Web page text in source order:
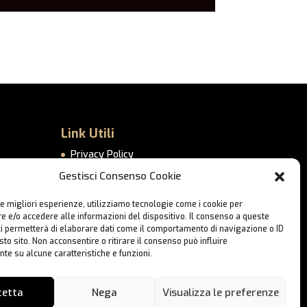
Gestisci Consenso Cookie
migliori esperienze, utilizziamo tecnologie come i cookie per
e/o accedere alle informazioni del dispositivo. Il consenso a queste
permetterà di elaborare dati come il comportamento di navigazione o ID
sito. Non acconsentire o ritirare il consenso può influire
su alcune caratteristiche e funzioni.
Nega Visualizza le preferenze
Link Utili
Privacy Policy
Cookie Policy
Contatti